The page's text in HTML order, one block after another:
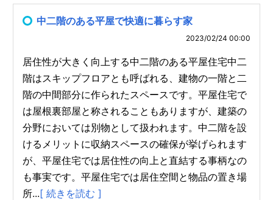
中二階のある平屋で快適に暮らす家
2023/02/24 00:00
居住性が大きく向上する中二階のある平屋住宅中二
階はスキップフロアとも呼ばれる、建物の一階と二
階の中間部分に作られたスペースです。平屋住宅で
は屋根裏部屋と称されることもありますが、建築の
分野においては別物として扱われます。中二階を設
けるメリットに収納スペースの確保が挙げられます
が、平屋住宅では居住性の向上と直結する事柄なの
も事実です。平屋住宅では居住空間と物品の置き場
所...[ 続きを読む ]